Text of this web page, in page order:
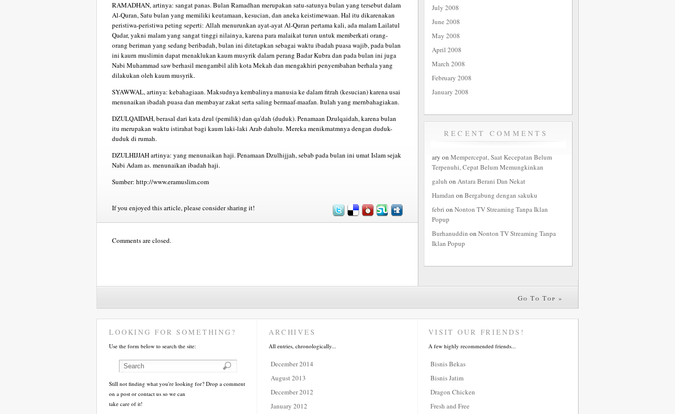
RAMADHAN, artinya: sangat panas. Bulan Ramadhan merupakan satu-satunya bulan yang tersebut dalam
Al-Quran, Satu bulan yang memiliki keutamaan, kesucian, dan aneka keistimewaan. Hal itu dikarenakan
peristiwa-peristiwa peting seperti: Allah menurunkan ayat-ayat Al-Quran pertama kali, ada malam Lailatul
Qadar, yakni malam yang sangat tinggi nilainya, karena para malaikat turun untuk memberkati orang-
orang beriman yang sedang beribadah, bulan ini ditetapkan sebagai waktu ibadah puasa wajib, pada bulan
ini kaurn muslimin dapat rnenaklukan kaum musyrik dalarn perang Badar Kubra dan pada bulan ini juga
Nabi Muhammad saw berhasil mengambil alih kota Mekah dan mengakhiri penyembahan berhala yang
dilakukan oleh kaum musyrik.
SYAWWAL, artinya: kebahagiaan. Maksudnya kembalinya manusia ke dalam fitrah (kesucian) karena usai
menunaikan ibadah puasa dan membayar zakat serta saling bermaaf-maafan. Itulah yang mernbahagiakan.
DZULQAIDAH, berasal dari kata dzul (pemilik) dan qa’dah (duduk). Penamaan Dzulqaidah, karena bulan
itu merupakan waktu istirahat bagi kaum laki-laki Arab dahulu. Mereka menikmatmnya dengan duduk-
duduk di rumah.
DZULHIJJAH artinya: yang menunaikan haji. Penamaan Dzulhijjah, sebab pada bulan ini umat Islam sejak
Nabi Adam as. menunaikan ibadah haji.
Sumber: http://www.eramuslim.com
If you enjoyed this article, please consider sharing it!
Comments are closed.
July 2008
June 2008
May 2008
April 2008
March 2008
February 2008
January 2008
RECENT COMMENTS
ary on Mempercepat, Saat Kecepatan Belum
Terpenuhi, Cepat Belum Memungkinkan
galuh on Antara Berani Dan Nekat
Hamdan on Bergabung dengan sakuku
febri on Nonton TV Streaming Tanpa Iklan
Popup
Burhanuddin on Nonton TV Streaming Tanpa
Iklan Popup
Go To Top »
LOOKING FOR SOMETHING?
Use the form below to search the site:
Still not finding what you're looking for? Drop a comment
on a post or contact us so we can
take care of it!
ARCHIVES
All entries, chronologically...
December 2014
August 2013
December 2012
January 2012
VISIT OUR FRIENDS!
A few highly recommended friends...
Bisnis Bekas
Bisnis Jatim
Dragon Chicken
Fresh and Free